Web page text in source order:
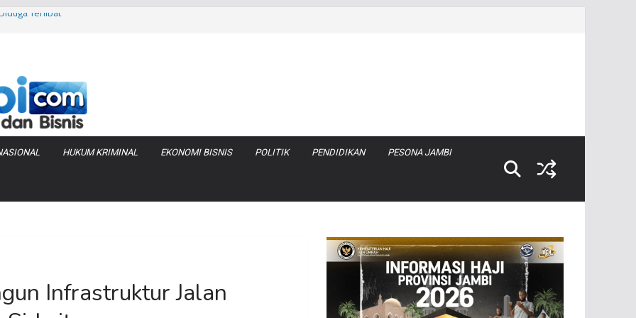
Terlibat
Jadi Rp
Zenix di
HUKUM KRIMINAL EKONOMI BISNIS POLITIK PENDIDIKAN PESONA JAMBI
Infrastruktur Jalan